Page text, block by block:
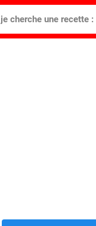
je cherche une recette :